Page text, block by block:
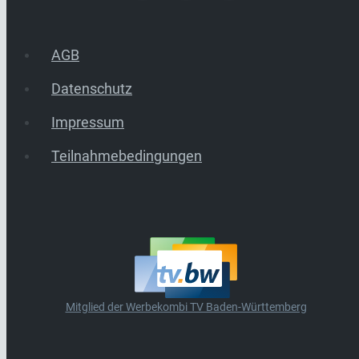
AGB
Datenschutz
Impressum
Teilnahmebedingungen
Mitglied der Werbekombi TV Baden-Württemberg